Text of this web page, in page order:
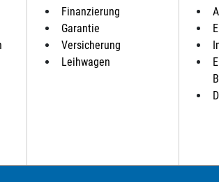
Finanzierung
Garantie
Versicherung
Leihwagen